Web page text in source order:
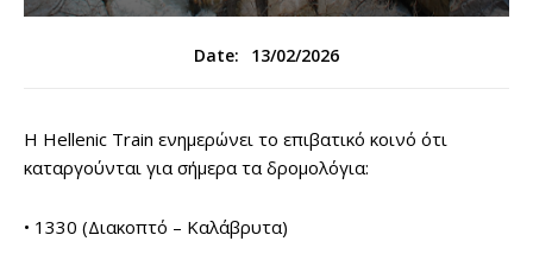
Date: 13/02/2026
Η Hellenic Train ενημερώνει το επιβατικό κοινό ότι
καταργούνται για σήμερα τα δρομολόγια:
• 1330 (Διακοπτό – Καλάβρυτα)